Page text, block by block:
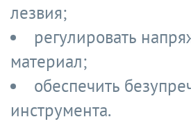
лезвия;
регулировать
материал;
обеспечить
инструмента.